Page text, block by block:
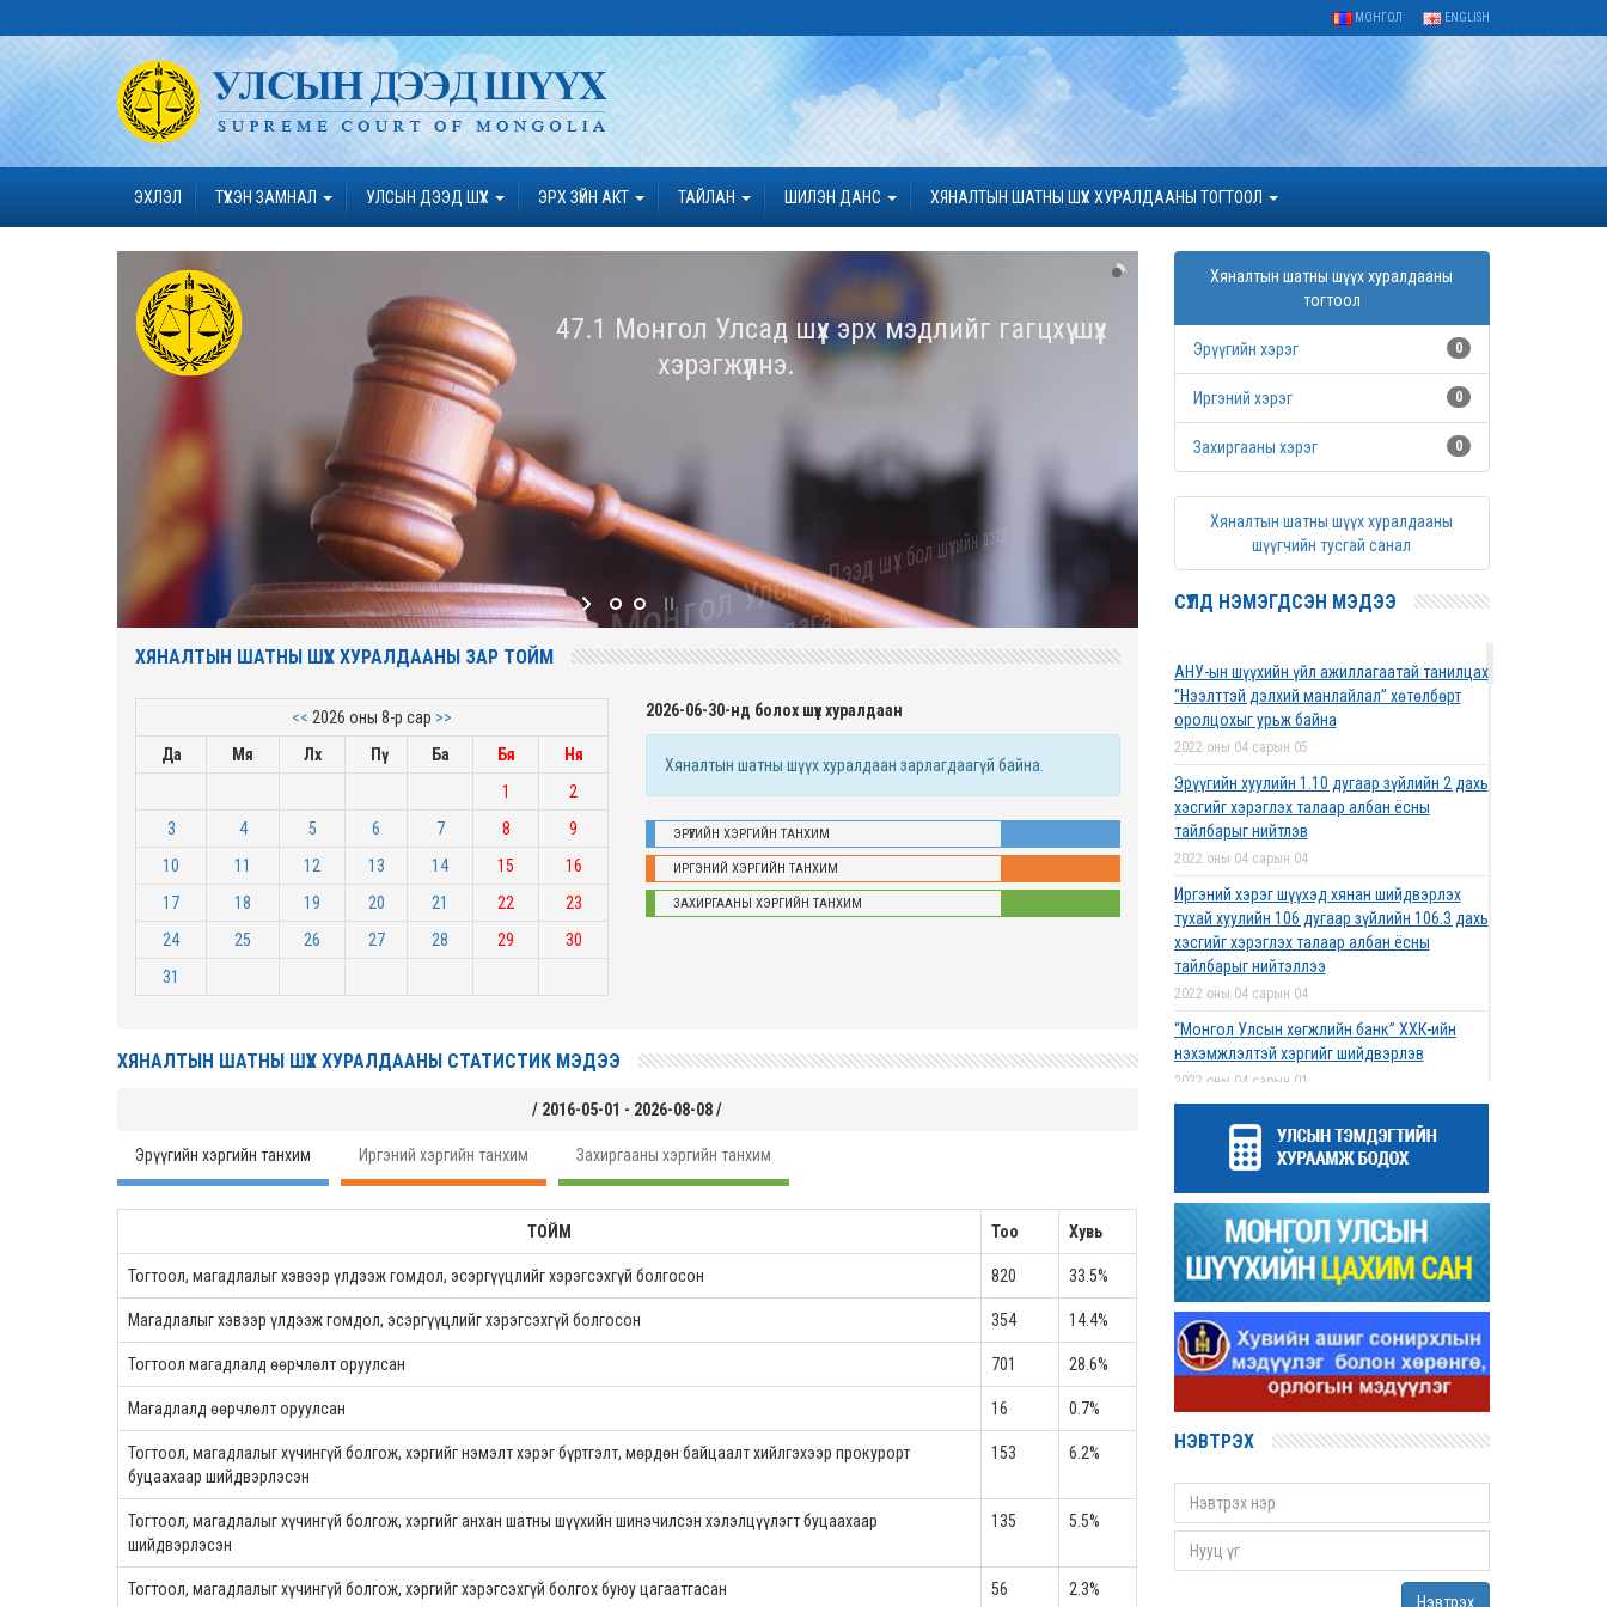
МОНГОЛ ENGLISH
ЭХЛЭЛ ТҮҮХЭН ЗАМНАЛ УЛСЫН ДЭЭД ШҮҮХ ЭРХ ЗҮЙН АКТ ТАЙЛАН ШИЛЭН ДАНС ХЯНАЛТЫН ШАТНЫ ШҮҮХ ХУРАЛДААНЫ ТОГТООЛ
47.1 Монгол Улсад шүүх эрх мэдлийг гагцхүү шүүх
хэрэгжүүлнэ.
байгууллага мөн ...
Монгол Улсын Үндсэн хуулиас
ХЯНАЛТЫН ШАТНЫ ШҮҮХ ХУРАЛДААНЫ ЗАР ТОЙМ
<< 2026 оны 8-р сар >>
Да
Мя Лх Пү Ба Бя
Ня
1
2
3
4 5 6 7 8
9
10
11 12 13 14 15
16
17
18 19 20 21 22
23
24
25 26 27 28 29
30
31
2026-06-30-нд болох шүүх хуралдаан
Хяналтын шатны шүүх хуралдаан зарлагдаагүй байна.
ЭРҮҮГИЙН ХЭРГИЙН ТАНХИМ
ИРГЭНИЙ ХЭРГИЙН ТАНХИМ
ЗАХИРГААНЫ ХЭРГИЙН ТАНХИМ
ХЯНАЛТЫН ШАТНЫ ШҮҮХ ХУРАЛДААНЫ СТАТИСТИК МЭДЭЭ
/ 2016-05-01 - 2026-08-08 /
Эрүүгийн хэргийн танхим Иргэний хэргийн танхим Захиргааны хэргийн танхим
ТОЙМ Тоо Хувь
Тогтоол, магадлалыг хэвээр үлдээж гомдол, эсэргүүцлийг хэрэгсэхгүй болгосон 820 33.5%
Магадлалыг хэвээр үлдээж гомдол, эсэргүүцлийг хэрэгсэхгүй болгосон 354 14.4%
Тогтоол магадлалд өөрчлөлт оруулсан 701 28.6%
Магадлалд өөрчлөлт оруулсан 16 0.7%
Тогтоол, магадлалыг хүчингүй болгож, хэргийг нэмэлт хэрэг бүртгэлт, мөрдөн байцаалт хийлгэхээр прокурорт
буцаахаар шийдвэрлэсэн
153 6.2%
Тогтоол, магадлалыг хүчингүй болгож, хэргийг анхан шатны шүүхийн шинэчилсэн хэлэлцүүлэгт буцаахаар
шийдвэрлэсэн
135 5.5%
Тогтоол, магадлалыг хүчингүй болгож, хэргийг хэрэгсэхгүй болгох буюу цагаатгасан 56 2.3%
Хяналтын шатны шүүх хуралдааны
тогтоол
Эрүүгийн хэрэг 0
Иргэний хэрэг 0
Захиргааны хэрэг 0
Хяналтын шатны шүүх хуралдааны
шүүгчийн тусгай санал
СҮҮЛД НЭМЭГДСЭН МЭДЭЭ
АНУ-ын шүүхийн үйл ажиллагаатай танилцах
“Нээлттэй дэлхий манлайлал” хөтөлбөрт
оролцохыг урьж байна
2022 оны 04 сарын 05
Эрүүгийн хуулийн 1.10 дугаар зүйлийн 2 дахь
хэсгийг хэрэглэх талаар албан ёсны
тайлбарыг нийтлэв
2022 оны 04 сарын 04
Иргэний хэрэг шүүхэд хянан шийдвэрлэх
тухай хуулийн 106 дугаар зүйлийн 106.3 дахь
хэсгийг хэрэглэх талаар албан ёсны
тайлбарыг нийтэллээ
2022 оны 04 сарын 04
“Монгол Улсын хөгжлийн банк” ХХК-ийн
нэхэмжлэлтэй хэргийг шийдвэрлэв
2022 оны 04 сарын 01
2022 оны 03 сарын 31
Нээлттэй ажлын байрны зар
2022 оны 03 сарын 31
Д.Гүрсоронз нарт холбогдох хэргийг
хяналтын шатны шүүх хуралдаанаар
хэлэлцүүлэхээс татгалзав
2022 оны 03 сарын 30
Дээд шүүхийн нийт шүүгчийн хуралдаан
2022 оны 03 сарын 29
2022 оны 03 сарын 17
Монгол Улсын дээд шүүхийн Тамгын газрын
даргаар С.Заяадэлгэрийг томиллоо
НЭВТРЭХ
Нэвтрэх